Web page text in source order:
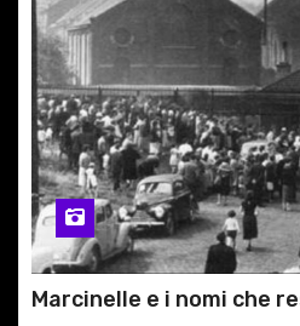
Marcinelle e i nomi che